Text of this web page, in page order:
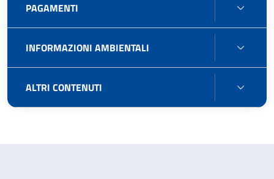
PAGAMENTI
INFORMAZIONI AMBIENTALI
ALTRI CONTENUTI